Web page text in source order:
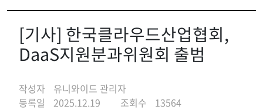
[기사] 한국클라우드산업협회,
DaaS지원분과위원회 출범
작성자
유니와이드 관리자
등록일
2025.12.19 조회수 13564